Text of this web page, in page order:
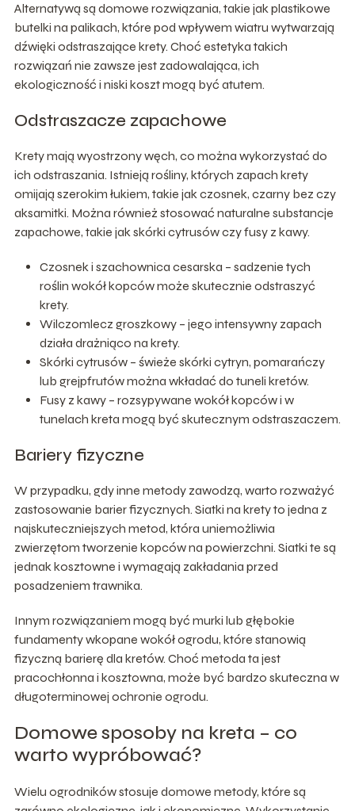
Alternatywą są domowe rozwiązania, takie jak plastikowe
butelki na palikach, które pod wpływem wiatru wytwarzają
dźwięki odstraszające krety. Choć estetyka takich
rozwiązań nie zawsze jest zadowalająca, ich
ekologiczność i niski koszt mogą być atutem.
Odstraszacze zapachowe
Krety mają wyostrzony węch, co można wykorzystać do
ich odstraszania. Istnieją rośliny, których zapach krety
omijają szerokim łukiem, takie jak czosnek, czarny bez czy
aksamitki. Można również stosować naturalne substancje
zapachowe, takie jak skórki cytrusów czy fusy z kawy.
Czosnek i szachownica cesarska – sadzenie tych
roślin wokół kopców może skutecznie odstraszyć
krety.
Wilczomlecz groszkowy – jego intensywny zapach
działa drażniąco na krety.
Skórki cytrusów – świeże skórki cytryn, pomarańczy
lub grejpfrutów można wkładać do tuneli kretów.
Fusy z kawy – rozsypywane wokół kopców i w
tunelach kreta mogą być skutecznym odstraszaczem.
Bariery fizyczne
W przypadku, gdy inne metody zawodzą, warto rozważyć
zastosowanie barier fizycznych. Siatki na krety to jedna z
najskuteczniejszych metod, która uniemożliwia
zwierzętom tworzenie kopców na powierzchni. Siatki te są
jednak kosztowne i wymagają zakładania przed
posadzeniem trawnika.
Innym rozwiązaniem mogą być murki lub głębokie
fundamenty wkopane wokół ogrodu, które stanowią
fizyczną barierę dla kretów. Choć metoda ta jest
pracochłonna i kosztowna, może być bardzo skuteczna w
długoterminowej ochronie ogrodu.
Domowe sposoby na kreta – co
warto wypróbować?
Wielu ogrodników stosuje domowe metody, które są